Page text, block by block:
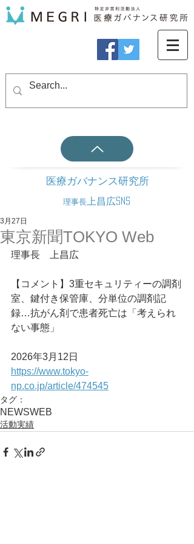
医療ガバナンス研究所
理事長 上昌広SNS
東京新聞TOKYO Web
3月27日
理事長　上昌広
【コメント】3重セキュリティーの調剤
室、鍵付き保管庫、分単位の調剤記
録…抗がん剤で患者死亡は「考えられ
ない事態」
2026年3月12日
https://www.tokyo-
np.co.jp/article/474545
タグ：
NEWSWEB
活動実績